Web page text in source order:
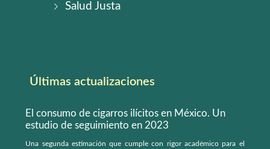
Salud Justa
Últimas actualizaciones
El consumo de cigarros ilícitos en México. Un
estudio de seguimiento en 2023
Una segunda estimación que cumple con rigor académico para el